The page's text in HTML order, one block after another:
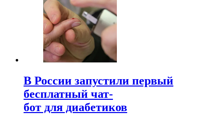
В России запустили первый
бесплатный чат-
бот для диабетиков